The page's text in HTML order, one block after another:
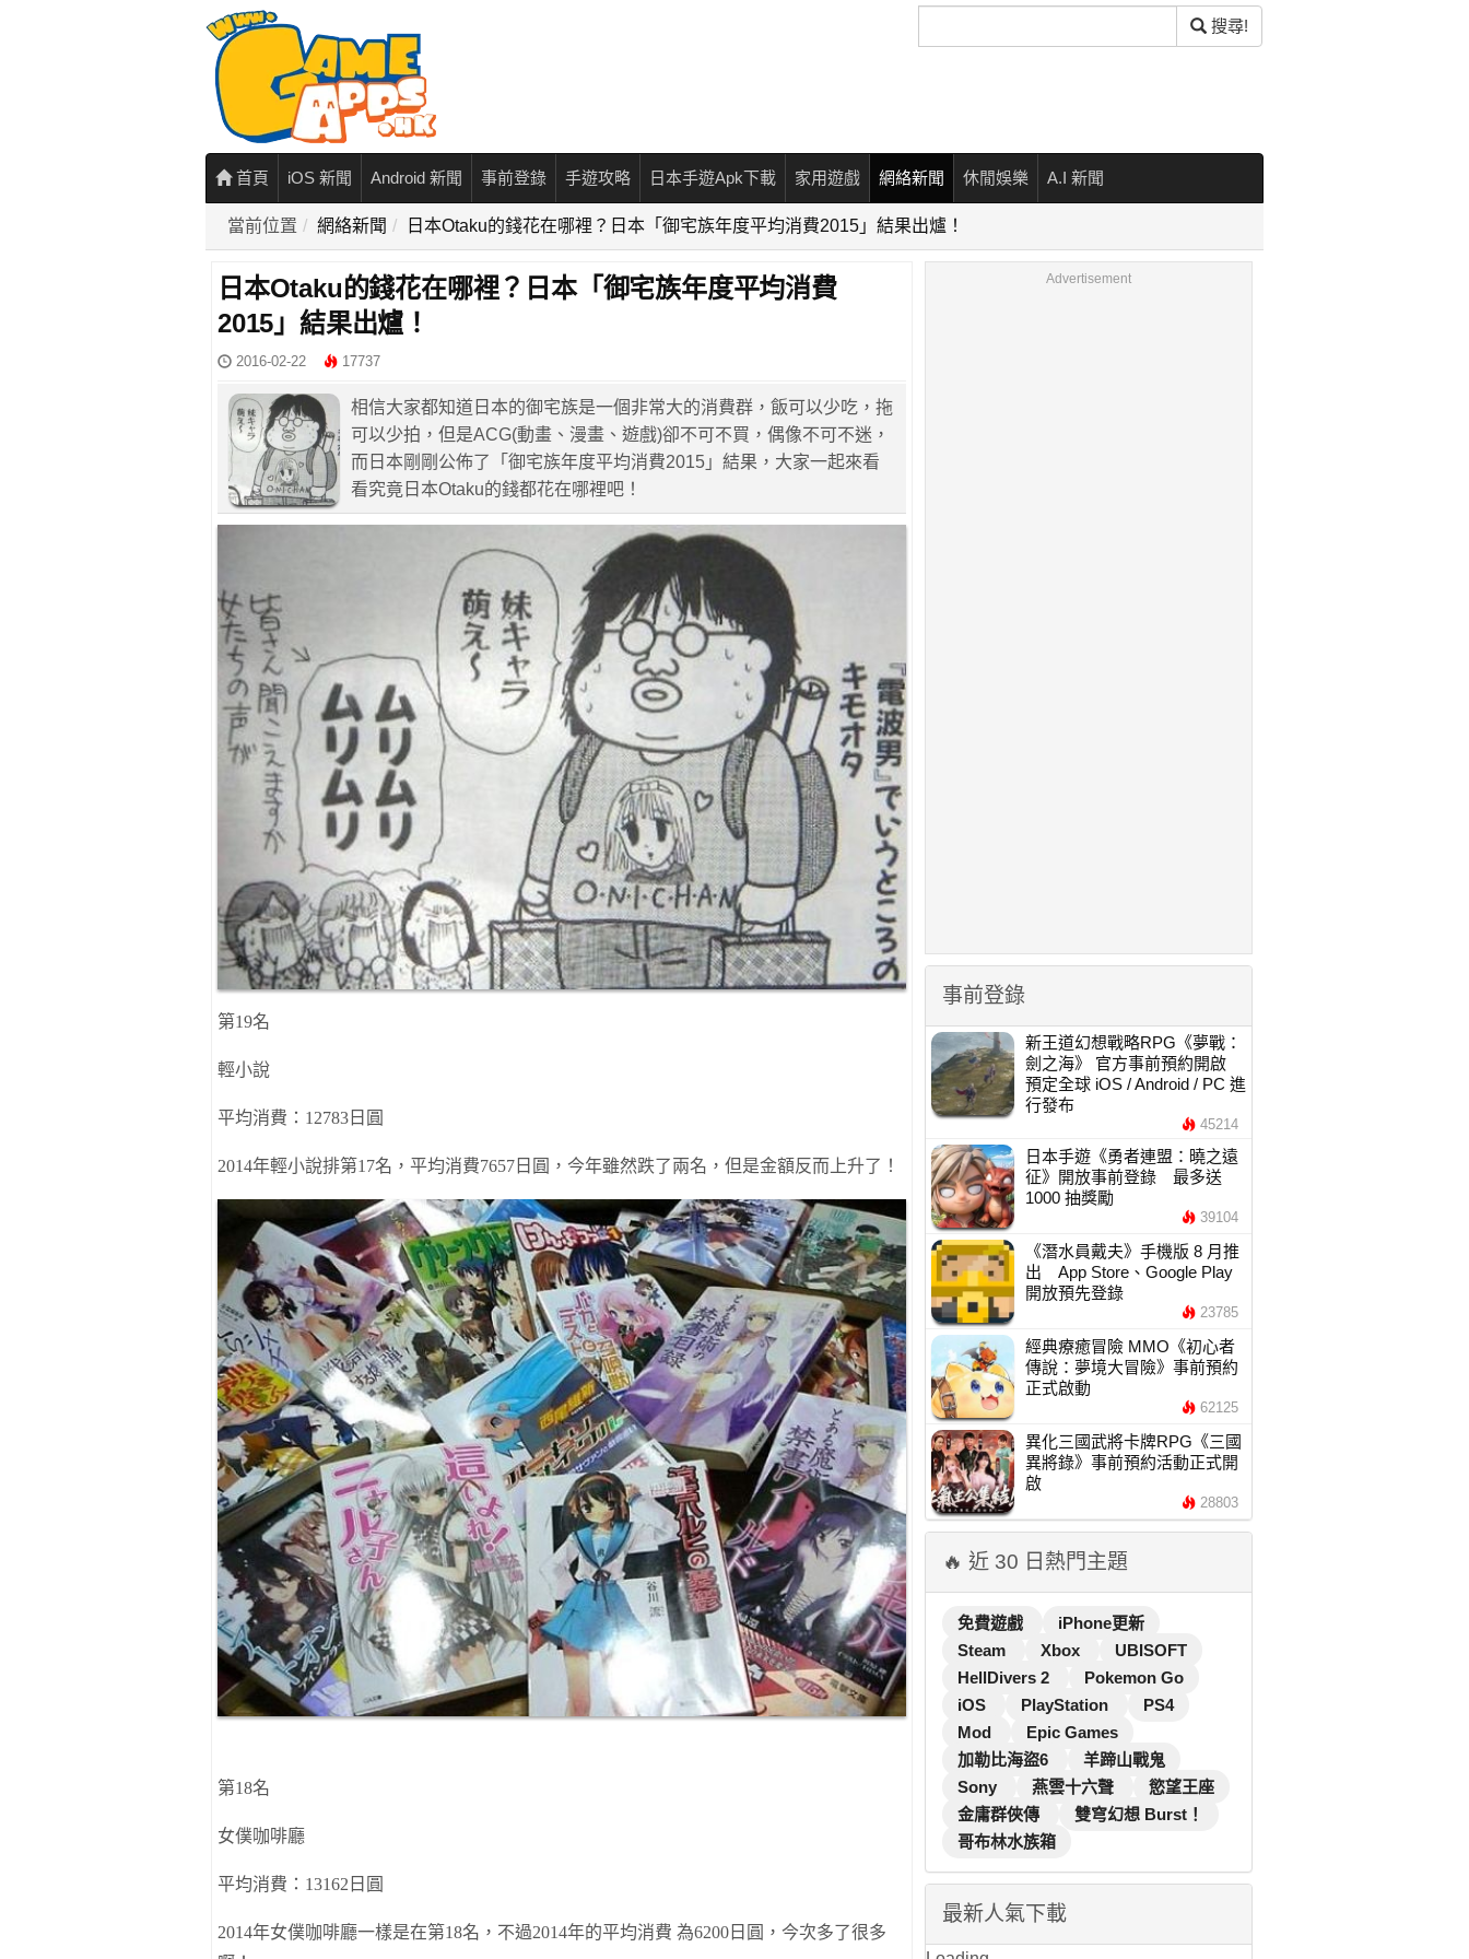
尋
搜尋!
首頁 iOS 新聞 Android 新聞 事前登錄 手遊攻略 日本手遊Apk下載 家用遊戲 網絡新聞 休閒娛樂 A.I 新聞
當前位置 網絡新聞 日本Otaku的錢花在哪裡？日本「御宅族年度平均消費2015」結果出爐！
日本Otaku的錢花在哪裡？日本「御宅族年度平均消費
2015」結果出爐！
2016-02-22 17737
相信大家都知道日本的御宅族是一個非常大的消費群，飯可以少吃，拖
可以少拍，但是ACG(動畫、漫畫、遊戲)卻不可不買，偶像不可不迷，
而日本剛剛公佈了「御宅族年度平均消費2015」結果，大家一起來看
看究竟日本Otaku的錢都花在哪裡吧！
第19名
輕小說
平均消費 ： 12783 日圓
2014年輕小說排第17名，平均消費7657 日圓，今年雖然跌了兩名，但是金額反而 上升了 ！
第18名
女僕咖啡廳
平均消費 ： 13162 日圓
2014年女僕咖啡廳一樣是在第18名， 不過2014年的平均消費 為6200 日圓 ，今次多了很多
Advertisement
事前登錄
新王道幻想戰略RPG《夢戰：
劍之海》 官方事前預約開啟
預定全球 iOS / Android / PC 進
行發布
45214
日本手遊《勇者連盟：曉之遠
征》開放事前登錄 最多送
1000 抽獎勵
39104
《潛水員戴夫》手機版 8 月推
出 App Store、Google Play
開放預先登錄
23785
經典療癒冒險 MMO《初心者
傳說：夢境大冒險》事前預約
正式啟動
62125
異化三國武將卡牌RPG《三國
異將錄》事前預約活動正式開
啟
28803
🔥 近 30 日熱門主題
免費遊戲
iPhone更新
Steam
Xbox
UBISOFT
HellDivers 2
Pokemon Go
iOS
PlayStation
PS4
Mod
Epic Games
加勒比海盜6
羊蹄山戰鬼
Sony
燕雲十六聲
慾望王座
金庸群俠傳
雙穹幻想 Burst！
哥布林水族箱
最新人氣下載